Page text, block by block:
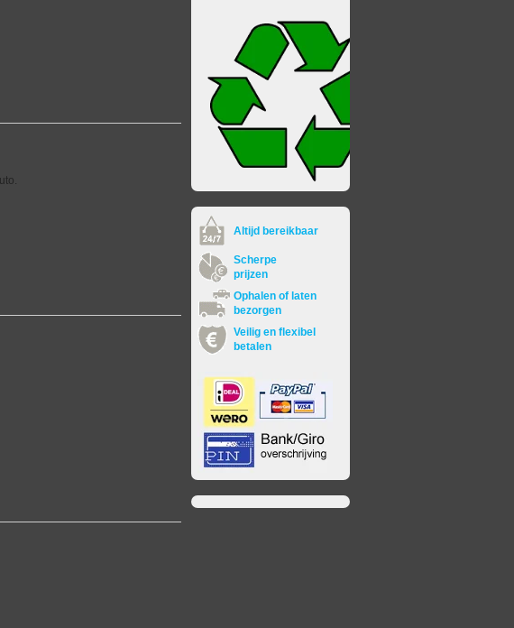
Altijd bereikbaar
Scherpe
prijzen
Ophalen of laten
bezorgen
Veilig en flexibel
betalen